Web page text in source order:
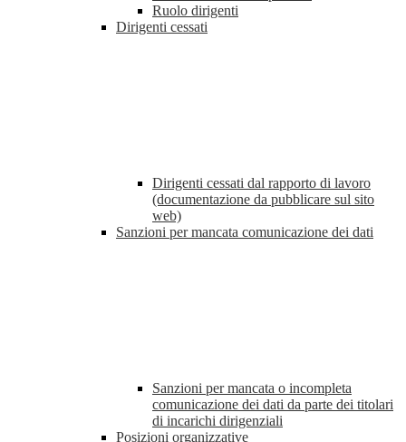
Ruolo dirigenti
Dirigenti cessati
Dirigenti cessati dal rapporto di lavoro
(documentazione da pubblicare sul sito
web)
Sanzioni per mancata comunicazione dei dati
Sanzioni per mancata o incompleta
comunicazione dei dati da parte dei titolari
di incarichi dirigenziali
Posizioni organizzative